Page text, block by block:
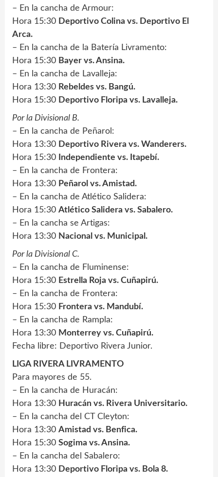
– En la cancha de Armour:
Hora 15:30 Deportivo Colina vs. Deportivo El
Arca.
– En la cancha de la Batería Livramento:
Hora 15:30 Bayer vs. Ansina.
– En la cancha de Lavalleja:
Hora 13:30 Rebeldes vs. Bangú.
Hora 15:30 Deportivo Floripa vs. Lavalleja.
Por la Divisional B.
– En la cancha de Peñarol:
Hora 13:30 Deportivo Rivera vs. Wanderers.
Hora 15:30
Independiente vs. Itapebí.
– En la cancha de Frontera:
Hora 13:30 Peñarol vs. Amistad.
– En la cancha de Atlético Salidera:
Hora 15:30 Atlético Salidera vs. Sabalero.
– En la cancha se Artigas:
Hora 13:30 Nacional vs. Municipal.
Por la Divisional C.
– En la cancha de Fluminense:
Hora 15:30 Estrella Roja vs. Cuñapirú.
– En la cancha de Frontera:
Hora 15:30 Frontera vs. Mandubí.
– En la cancha de Rampla:
Hora 13:30 Monterrey vs. Cuñapirú.
Fecha libre: Deportivo Rivera Junior.
LIGA RIVERA LIVRAMENTO
Para mayores de 55.
– En la cancha de Huracán:
Hora 13:30 Huracán vs. Rivera Universitario.
– En la cancha del CT Cleyton:
Hora 13:30 Amistad vs. Benfica.
Hora 15:30 Sogima vs. Ansina.
– En la cancha del Sabalero:
Hora 13:30 Deportivo Floripa vs. Bola 8.